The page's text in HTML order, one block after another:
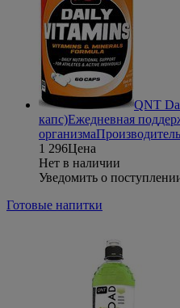
QNT
капс)Ежедневная
организмаПроизводитель
1 296Цена
Нет в наличии
Уведомить о
Готовые напитки